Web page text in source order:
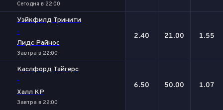
Сегодня в 22:00
Уэйкфилд Тринити
-
Лидс Райнос
Завтра в 22:00
2.40 21.00 1.55
Каслфорд Тайгерс
-
Халл КР
Завтра в 22:00
6.50 50.00 1.07